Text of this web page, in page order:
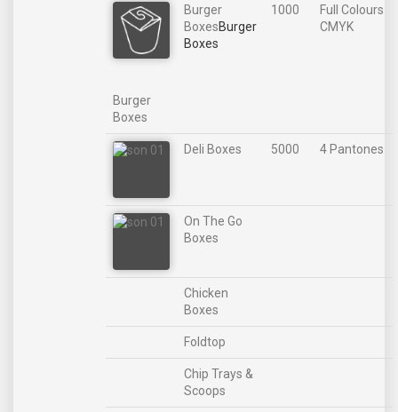
Burger
Boxes
Burger
BoxesBurger
Boxes
1000
Full Colours
CMYK
Deli Boxes 5000 4 Pantones
On The Go
Boxes
Chicken
Boxes
Foldtop
Chip Trays &
Scoops